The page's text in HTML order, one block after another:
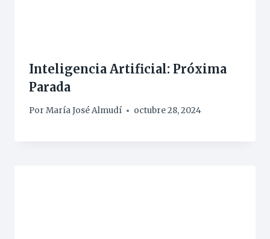
Inteligencia Artificial: Próxima
Parada
Por María José Almudí octubre 28, 2024